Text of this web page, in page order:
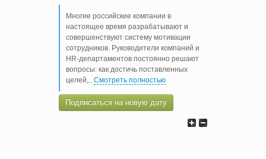
Многие российские компании в
настоящее время разрабатывают и
совершенствуют систему мотивации
сотрудников. Руководители компаний и
HR-департаментов постоянно решают
вопросы: как достичь поставленных
целей,.. Смотреть полностью
Подписаться на новую дату